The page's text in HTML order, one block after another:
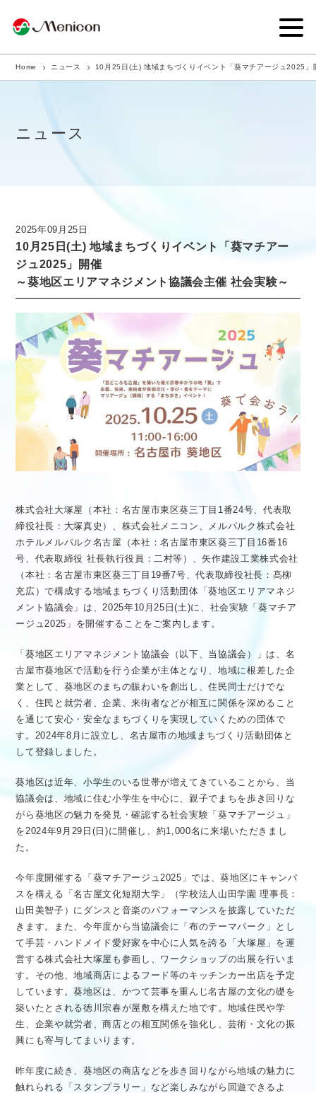
企業情報
商品サイト
ニュース
採用情報
医療従事者向け情報
Home ニュース 10月25日(土) 地域まちづくりイベント「葵マチアージュ2025
ニュース
2025年09月25日
10月25日(土) 地域まちづくりイベント「葵マチアー
ジュ2025」開催
～葵地区エリアマネジメント協議会主催 社会実験～
株式会社大塚屋（本社：名古屋市東区葵三丁目1番24号、代表取
締役社長：大塚真史）、株式会社メニコン、メルパルク株式会社
ホテルメルパルク名古屋（本社：名古屋市東区葵三丁目16番16
号、代表取締役 社長執行役員：二村等）、矢作建設工業株式会社
（本社：名古屋市東区葵三丁目19番7号、代表取締役社長：髙柳
充広）で構成する地域まちづくり活動団体「葵地区エリアマネジ
メント協議会」は、2025年10月25日(土)に、社会実験「葵マチア
ージュ2025」を開催することをご案内します。
「葵地区エリアマネジメント協議会（以下、当協議会）」は、名
古屋市葵地区で活動を行う企業が主体となり、地域に根差した企
業として、葵地区のまちの賑わいを創出し、住民同士だけでな
く、住民と就労者、企業、来街者などが相互に関係を深めること
を通じて安心・安全なまちづくりを実現していくための団体で
す。2024年8月に設立し、名古屋市の地域まちづくり活動団体と
して登録しました。
葵地区は近年、小学生のいる世帯が増えてきていることから、当
協議会は、地域に住む小学生を中心に、親子でまちを歩き回りな
がら葵地区の魅力を発見・確認する社会実験「葵マチアージュ」
を2024年9月29日(日)に開催し、約1,000名に来場いただきまし
た。
今年度開催する「葵マチアージュ2025」では、葵地区にキャンパ
スを構える「名古屋文化短期大学」（学校法人山田学園 理事長：
山田美智子）にダンスと音楽のパフォーマンスを披露していただ
きます。また、今年度から当協議会に「布のテーマパーク」とし
て手芸・ハンドメイド愛好家を中心に人気を誇る「大塚屋」を運
営する株式会社大塚屋も参画し、ワークショップの出展を行いま
す。その他、地域商店によるフード等のキッチンカー出店を予定
しています。葵地区は、かつて芸事を重んじ名古屋の文化の礎を
築いたとされる徳川宗春が屋敷を構えた地です。地域住民や学
生、企業や就労者、商店との相互関係を強化し、芸術・文化の振
興にも寄与してまいります。
昨年度に続き、葵地区の商店などを歩き回りながら地域の魅力に
触れられる「スタンプラリー」など楽しみながら回遊できるよ